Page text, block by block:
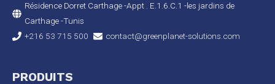
Résidence Dorret Carthage -Appt . E.1.6.C.1 -les jardins de
Carthage -Tunis
+216 53 715 500
contact@greenplanet-solutions.com
PRODUITS